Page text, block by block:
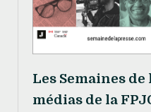
Les Semaines
médias de la